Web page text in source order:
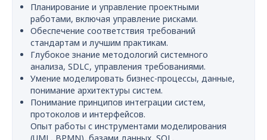
Планирование и управление проектными
работами, включая управление рисками.
Обеспечение соответствия требований
стандартам и лучшим практикам.
Глубокое знание методологий системного
анализа, SDLC, управления требованиями.
Умение моделировать бизнес-процессы, данные,
понимание архитектуры систем.
Понимание принципов интеграции систем,
протоколов и интерфейсов.
Опыт работы с инструментами моделирования